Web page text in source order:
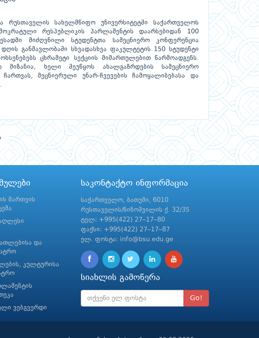
რუსთაველის სახელმწიფო უნივერსიტეტში საქართველოს
რესპუბლიკის პარლამენტის დაარსებიდან 100
მიძღვნილი სტუდენტთა სამეცნიერო კონფერენცია
განმავლობაში სხვადასხვა ფაკულტეტის 150 სტუდენტი
ცხრამეტი სექციის მიმართულებით წარმოადგენს.
მიზანია, ხელი შეუწყოს ახალგაზრდების სამეცნიერო
ჩართვას, მეცნიერული უნარ-ჩვევების ჩამოყალიბებასა და
მართვის
და
კულტურისა
ვებგვერდი
საკონტაქტო ინფორმაცია
საქართველო, ბათუმი, 6010
რუსთაველის/ნინოშვილის ქ. 32/35
ტელ: +995(422) 27–17–80
ფაქსი: +995(422) 27–17–87
ელ. ფოსტა: info@bsu.edu.ge
სიახლის გამოწერა
Go!